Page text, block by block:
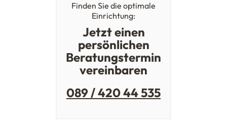
Finden Sie die optimale
Einrichtung:
Jetzt einen
persönlichen
Beratungstermin
vereinbaren
089 / 420 44 535